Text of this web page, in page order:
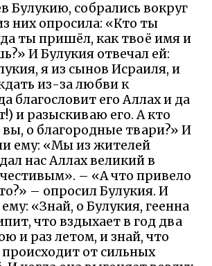
Булукию, собрались вокруг
них опросила: «Кто ты
ты пришёл, как твоё имя и
И Булукия отвечал ей:
я из сынов Исраиля, и
из-за любви к
благословит его Аллах и да
и разыскиваю его. А кто
вы, о благородные твари?» И
ему: «Мы из жителей
нас Аллах великий в
– «А что привело
– опросил Булукия. И
«Знай, о Булукия, геенна
что вздыхает в год два
и раз летом, и знай, что
от сильных